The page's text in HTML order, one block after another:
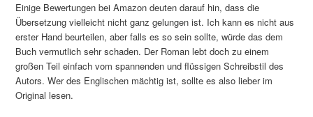
Einige Bewertungen bei Amazon deuten darauf hin, dass die
Übersetzung vielleicht nicht ganz gelungen ist. Ich kann es nicht aus
erster Hand beurteilen, aber falls es so sein sollte, würde das dem
Buch vermutlich sehr schaden. Der Roman lebt doch zu einem
großen Teil einfach vom spannenden und flüssigen Schreibstil des
Autors. Wer des Englischen mächtig ist, sollte es also lieber im
Original lesen.